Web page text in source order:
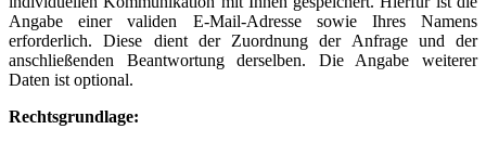
Angabe einer validen E-Mail-Adresse sowie Ihres Namens
erforderlich. Diese dient der Zuordnung der Anfrage und der
anschließenden Beantwortung derselben. Die Angabe weiterer
Daten ist optional.
Rechtsgrundlage: